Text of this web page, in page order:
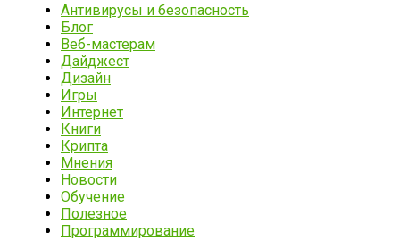
Антивирусы и безопасность
Блог
Веб-мастерам
Дайджест
Дизайн
Игры
Интернет
Книги
Крипта
Мнения
Новости
Обучение
Полезное
Программирование